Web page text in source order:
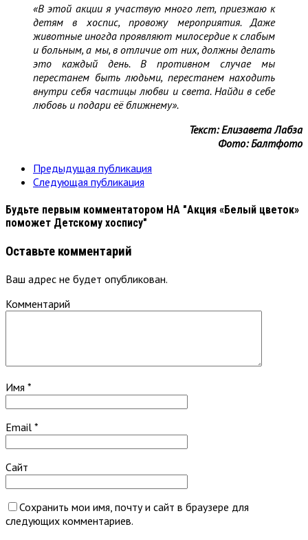
«В этой акции я участвую много лет, приезжаю к
детям в хоспис, провожу мероприятия. Даже
животные иногда проявляют милосердие к слабым
и больным, а мы, в отличие от них, должны делать
это каждый день. В противном случае мы
перестанем быть людьми, перестанем находить
внутри себя частицы любви и света. Найди в себе
любовь и подари её ближнему».
Текст: Елизавета Лабза
Фото: Балтфото
Предыдущая публикация
Следующая публикация
Будьте первым комментатором НА "Акция «Белый цветок»
поможет Детскому хоспису"
Оставьте комментарий
Ваш адрес не будет опубликован.
Комментарий
Имя *
Email *
Сайт
Сохранить мои имя, почту и сайт в браузере для
следующих комментариев.